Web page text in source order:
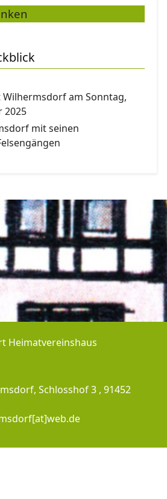
am Sonntag,
2025
mit seinen
Heimatvereinshaus
Schlosshof 3 , 91452